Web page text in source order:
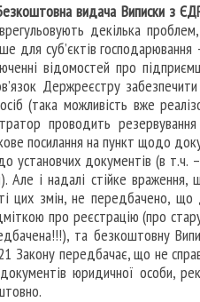
видача Виписки з
декілька
для суб’єктів
відомостей про
Держреєстру
(така можливість вже
проводить
посилання на пункт щодо
установчих документів (в
Але і надалі стійке
цих змін, не передбачено,
про реєстрацію (про
та безкоштовну
Закону передбачає, що не
юридичної особи,